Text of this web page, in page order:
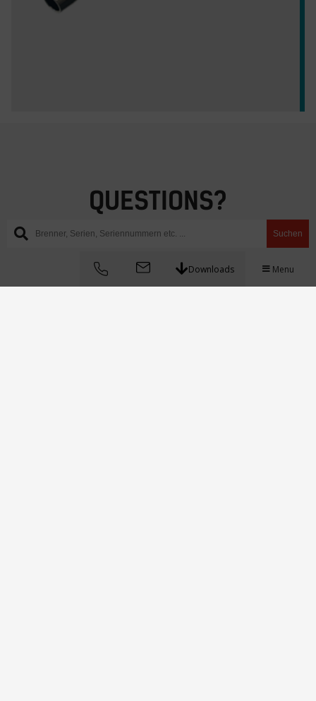
Suchen
Downloads Menu
QUESTIONS?
Hit us up!
Instagram